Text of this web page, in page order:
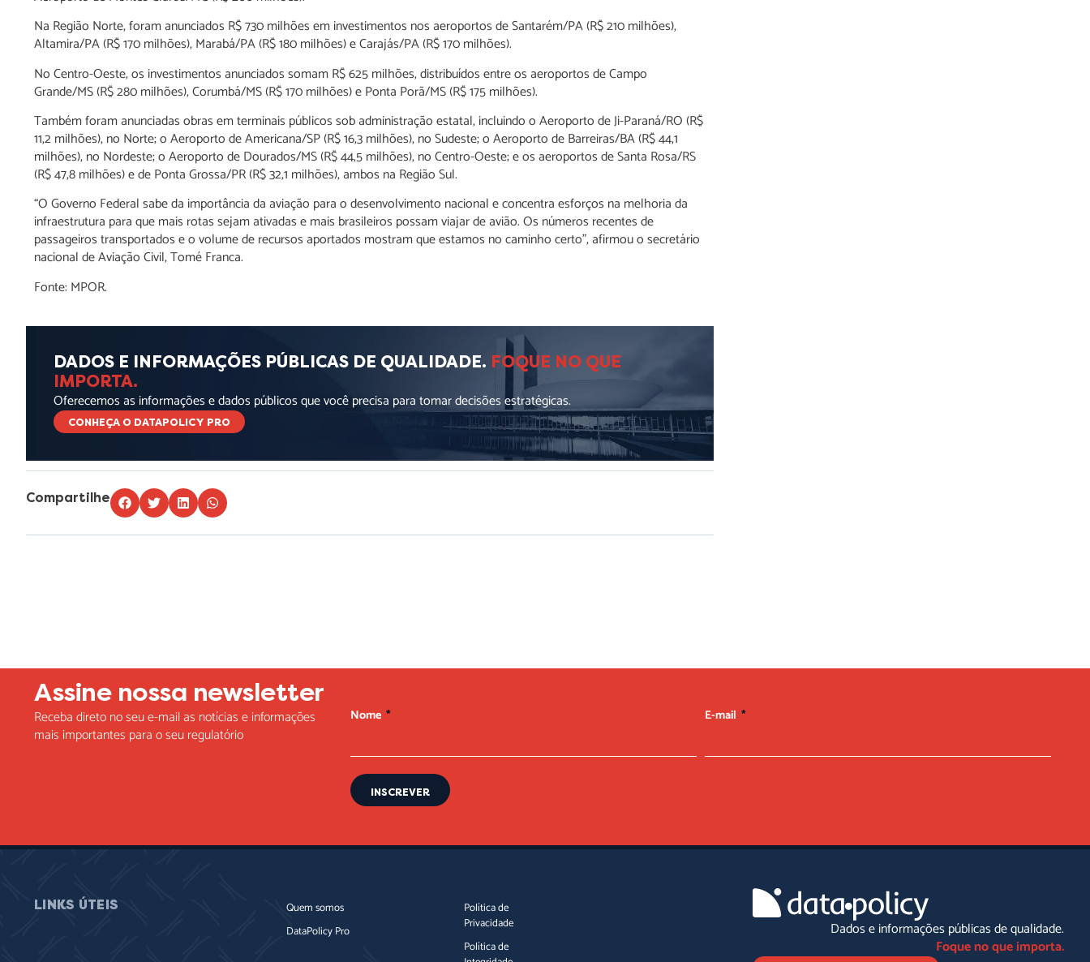
Na Região Norte, foram anunciados R$ 730 milhões em investimentos nos aeroportos de Santarém/PA (R$ 210 milhões),
Altamira/PA (R$ 170 milhões), Marabá/PA (R$ 180 milhões) e Carajás/PA (R$ 170 milhões).
No Centro-Oeste, os investimentos anunciados somam R$ 625 milhões, distribuídos entre os aeroportos de Campo
Grande/MS (R$ 280 milhões), Corumbá/MS (R$ 170 milhões) e Ponta Porã/MS (R$ 175 milhões).
Também foram anunciadas obras em terminais públicos sob administração estatal, incluindo o Aeroporto de Ji-Paraná/RO (R$
11,2 milhões), no Norte; o Aeroporto de Americana/SP (R$ 16,3 milhões), no Sudeste; o Aeroporto de Barreiras/BA (R$ 44,1
milhões), no Nordeste; o Aeroporto de Dourados/MS (R$ 44,5 milhões), no Centro-Oeste; e os aeroportos de Santa Rosa/RS
(R$ 47,8 milhões) e de Ponta Grossa/PR (R$ 32,1 milhões), ambos na Região Sul.
“O Governo Federal sabe da importância da aviação para o desenvolvimento nacional e concentra esforços na melhoria da
infraestrutura para que mais rotas sejam ativadas e mais brasileiros possam viajar de avião. Os números recentes de
passageiros transportados e o volume de recursos aportados mostram que estamos no caminho certo”, afirmou o secretário
nacional de Aviação Civil, Tomé Franca.
Fonte: MPOR.
DADOS E INFORMAÇÕES PÚBLICAS DE QUALIDADE. FOQUE NO QUE
IMPORTA.
Oferecemos as informações e dados públicos que você precisa para tomar decisões estratégicas.
CONHEÇA O DATAPOLICY PRO
Compartilhe
Assine nossa newsletter
Receba direto no seu e-mail as notícias e informações
mais importantes para o seu regulatório
Nome E-mail
INSCREVER
LINKS ÚTEIS
Quem somos
DataPolicy Pro
Política de
Privacidade
Política de
Dados e informações públicas de qualidade.
Foque no que importa.